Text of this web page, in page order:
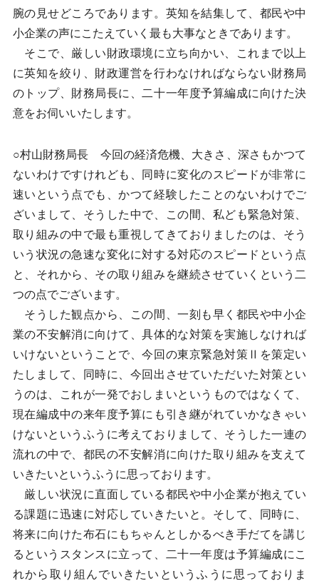
腕の見せどころであります。英知を結集して、都民や中
小企業の声にこたえていく最も大事なときであります。
そこで、厳しい財政環境に立ち向かい、これまで以上
に英知を絞り、財政運営を行わなければならない財務局
のトップ、財務局長に、二十一年度予算編成に向けた決
意をお伺いいたします。
○村山財務局長 今回の経済危機、大きさ、深さもかつて
ないわけですけれども、同時に変化のスピードが非常に
速いという点でも、かつて経験したことのないわけでご
ざいまして、そうした中で、この間、私ども緊急対策、
取り組みの中で最も重視してきておりましたのは、そう
いう状況の急速な変化に対する対応のスピードという点
と、それから、その取り組みを継続させていくという二
つの点でございます。
そうした観点から、この間、一刻も早く都民や中小企
業の不安解消に向けて、具体的な対策を実施しなければ
いけないということで、今回の東京緊急対策Ⅱを策定い
たしまして、同時に、今回出させていただいた対策とい
うのは、これが一発でおしまいというものではなくて、
現在編成中の来年度予算にも引き継がれていかなきゃい
けないというふうに考えておりまして、そうした一連の
流れの中で、都民の不安解消に向けた取り組みを支えて
いきたいというふうに思っております。
厳しい状況に直面している都民や中小企業が抱えてい
る課題に迅速に対応していきたいと。そして、同時に、
将来に向けた布石にもちゃんとしかるべき手だてを講じ
るというスタンスに立って、二十一年度は予算編成にこ
れから取り組んでいきたいというふうに思っておりま